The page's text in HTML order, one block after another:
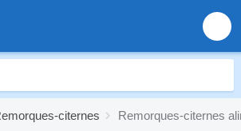
citernes Remorques-citernes